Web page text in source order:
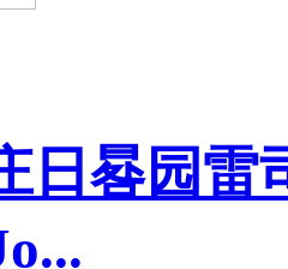
日晷园雷